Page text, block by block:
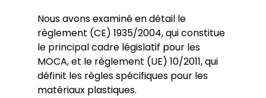
Nous avons examiné en détail le
règlement (CE) 1935/2004, qui constitue
le principal cadre législatif pour les
MOCA, et le règlement (UE) 10/2011, qui
définit les règles spécifiques pour les
matériaux plastiques.